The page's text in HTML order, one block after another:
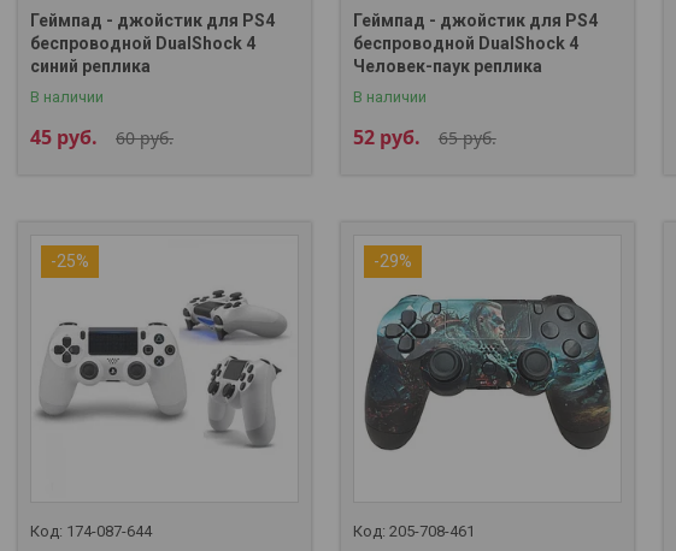
Геймпад - джойстик для PS4
беспроводной DualShock 4
синий реплика
В наличии
60руб.
45 руб.
Геймпад - джойстик для PS4
беспроводной DualShock 4
Человек-паук реплика
В наличии
65руб.
52 руб.
-25%
174-087-644
-29%
205-708-461